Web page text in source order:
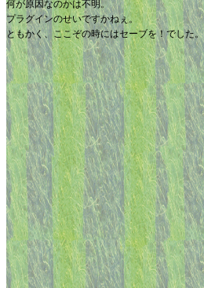
何が原因なのかは不明。
プラグインのせいですかねぇ。
ともかく、ここぞの時にはセーブを！でした。